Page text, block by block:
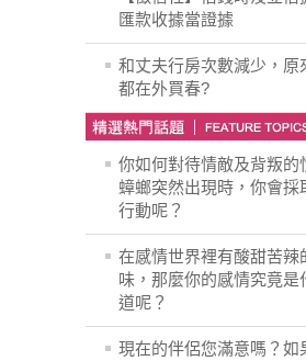
匯款收據當證據
和丈夫行房次數減少，原
都在外買春?
你如何對待情敵及背叛的
蟑螂突然出現時，你會採
行動呢？
在感情世界裡有酸甜苦辣
味，那麼你的感情究竟是
道呢？
現在的伴侶您滿意嗎？如